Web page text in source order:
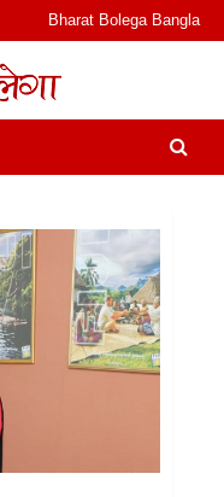
Bharat Bolega Bangla
बोलेगा हिंदी न्यूज़ वेबसाइट
I जानकारी भी समझदारी भी